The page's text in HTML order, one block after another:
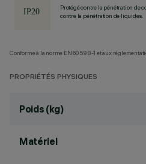
Protégé contre la pénétration de
contre la pénétration de liquides.
Conforme à la norme EN60598-1 et aux
PROPRIÉTÉS PHYSIQUES
Poids (kg)
Matériel